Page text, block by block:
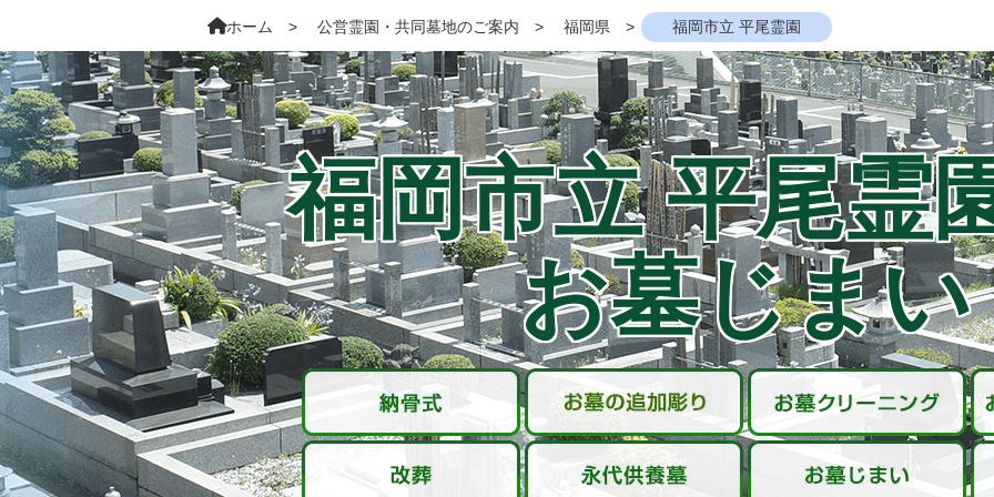
ホーム 公営霊園・共同墓地のご案内 福岡県 福岡市立 平尾霊園
福岡市立 平尾霊
お墓じまい